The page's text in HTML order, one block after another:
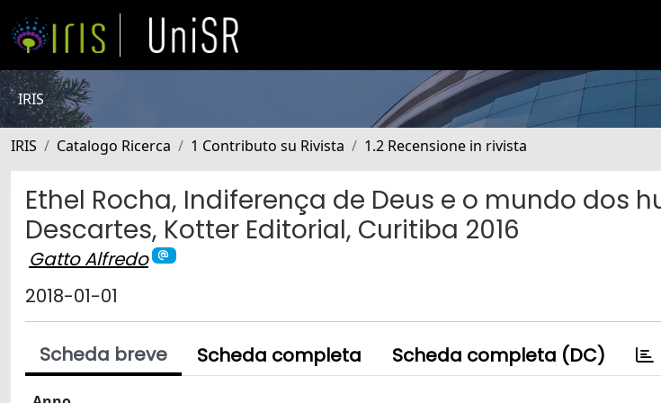
IRIS
IRIS Catalogo Ricerca 1 Contributo su Rivista 1.2 Recensione in rivista
Ethel Rocha, Indiferença de Deus e o mundo dos
Descartes, Kotter Editorial, Curitiba 2016
Gatto Alfredo
2018-01-01
Scheda breve Scheda completa Scheda completa (DC)